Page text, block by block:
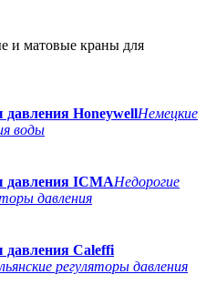
и матовые краны для
давления HoneywellНемецкие
воды
давления ICMAНедорогие
давления
давления Caleffi
регуляторы давления